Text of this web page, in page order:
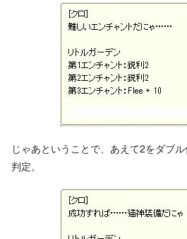
じゃあということで、あえて2をダブ
判定。